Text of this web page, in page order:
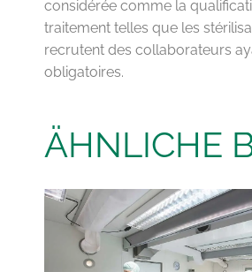
considérée comme la
traitement telles que les
recrutent des collaborateurs
obligatoires.
ÄHNLICHE